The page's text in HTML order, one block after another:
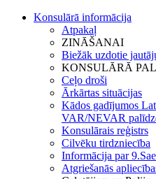
Konsulārā informācija
Atpakaļ
ZINĀŠANAI
Biežāk uzdotie
KONSULĀRĀ
Ceļo droši
Ārkārtas situācijas
Kādos gadījumos
VAR/NEVAR
Konsulārais reģistrs
Cilvēku tirdzniecība
Informācija par
Atgriešanās